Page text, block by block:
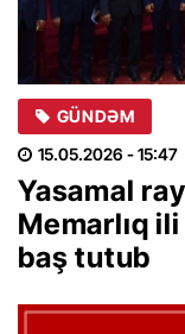
GÜNDƏM
15.05.2026 - 15:47
Yasamal
Memarlıq
baş tutub